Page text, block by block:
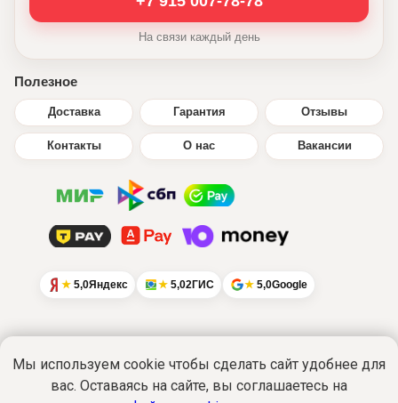
На связи каждый день
Полезное
Доставка Гарантия Отзывы
Контакты О нас Вакансии
5,0Яндекс 5,02ГИС 5,0Google
Интернет-сайтwww.ikratut.ruносит
исключительно информационный характер
Мы используем cookie чтобы сделать сайт удобнее для
вас. Оставаясь на сайте, вы соглашаетесь на